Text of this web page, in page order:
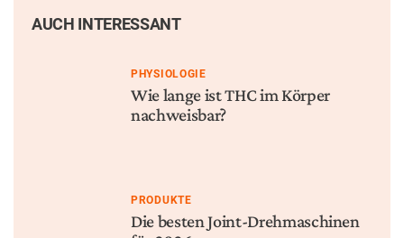
AUCH INTERESSANT
PHYSIOLOGIE
Wie lange ist THC im Körper
nachweisbar?
PRODUKTE
Die besten Joint-Drehmaschinen